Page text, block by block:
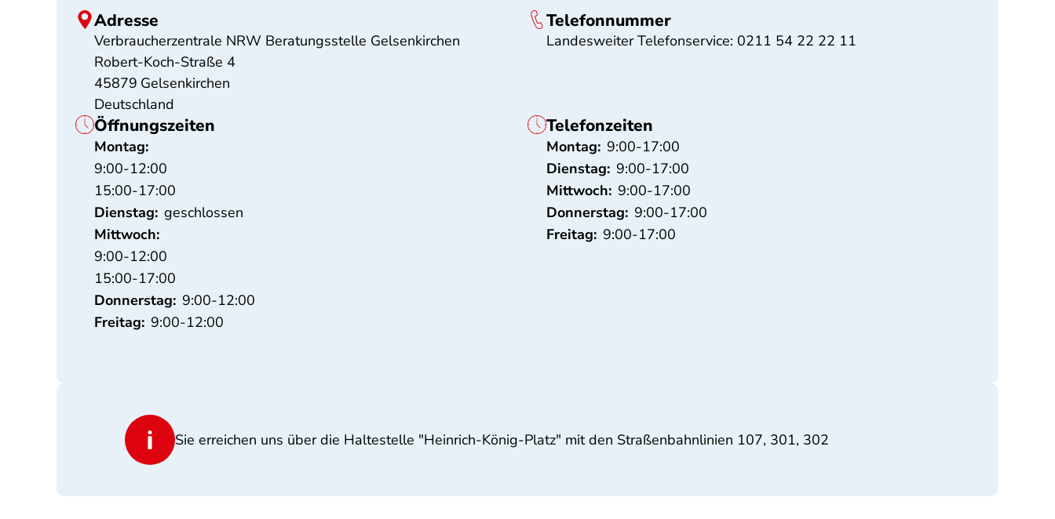
Adresse
Verbraucherzentrale NRW Beratungsstelle Gelsenkirchen
Robert-Koch-Straße 4
45879 Gelsenkirchen
Deutschland
Telefonnummer
Landesweiter Telefonservice: 0211 54 22 22 11
Öffnungszeiten
Montag:
9:00-12:00
15:00-17:00
Dienstag: geschlossen
Mittwoch:
9:00-12:00
15:00-17:00
Donnerstag: 9:00-12:00
Freitag: 9:00-12:00
Telefonzeiten
Montag: 9:00-17:00
Dienstag: 9:00-17:00
Mittwoch: 9:00-17:00
Donnerstag: 9:00-17:00
Freitag: 9:00-17:00
Sie erreichen uns über die Haltestelle "Heinrich-König-Platz" mit den Straßenbahnlinien 107, 301, 302